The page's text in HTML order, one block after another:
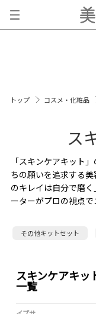
トップ コスメ・化粧品
ス
「スキンケアキット
ちの願いを追求する
のキレイは自分で磨
ーターがプロの視点で
その他キットセット
スキンケアキッ
一覧